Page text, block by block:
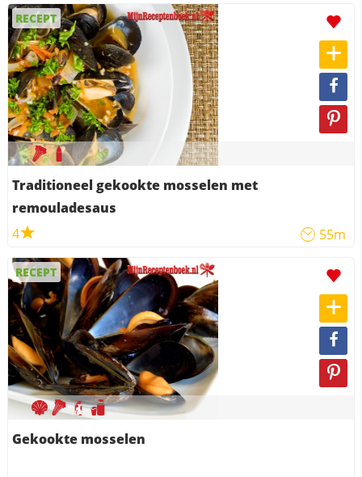
RECEPT
Traditioneel gekookte mosselen met
remouladesaus
4
55m
RECEPT
Gekookte mosselen